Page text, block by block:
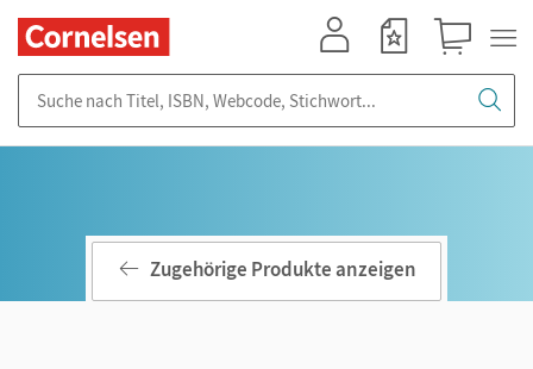
Zugehörige Produkte anzeigen